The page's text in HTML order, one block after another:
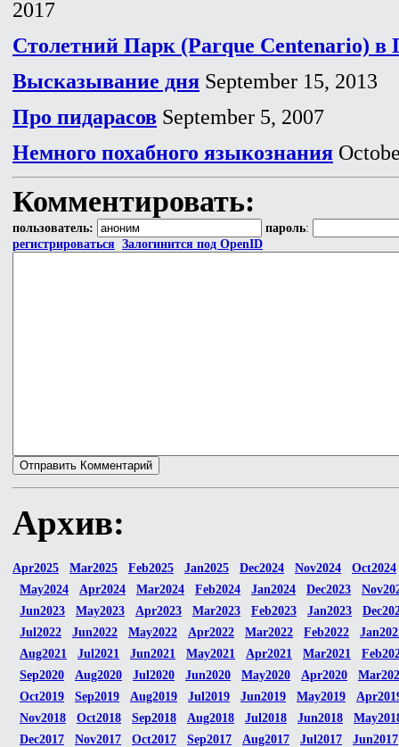
2017
Столетний Парк (Parque Centenario) в
Высказывание дня September 15, 2013
Про пидарасов September 5, 2007
Немного похабного языкознания
Комментировать:
пользователь: пароль:
регистрироваться Залогинится под OpenID
Архив:
Apr2025 Mar2025 Feb2025 Jan2025 Dec2024 Nov2024
Oct2024
May2024
Apr2024 Mar2024 Feb2024 Jan2024 Dec2023
Jun2023
May2023 Apr2023 Mar2023 Feb2023 Jan2023
Jul2022
Jun2022 May2022 Apr2022 Mar2022 Feb2022
Aug2021
Jul2021 Jun2021 May2021 Apr2021 Mar2021
Sep2020
Aug2020 Jul2020 Jun2020 May2020 Apr2020
Oct2019
Sep2019 Aug2019 Jul2019 Jun2019 May2019
Nov2018
Oct2018 Sep2018 Aug2018 Jul2018 Jun2018
Dec2017
Nov2017 Oct2017 Sep2017 Aug2017 Jul2017
Jun2017